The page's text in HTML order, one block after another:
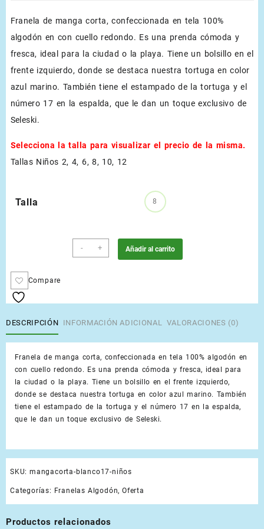
was:
€25.00.
is:
€15.00.
Franela de manga corta, confeccionada en tela 100%
algodón en con cuello redondo. Es una prenda cómoda y
fresca, ideal para la ciudad o la playa. Tiene un bolsillo en el
frente izquierdo, donde se destaca nuestra tortuga en color
azul marino. También tiene el estampado de la tortuga y el
número 17 en la espalda, que le dan un toque exclusivo de
Seleski.
Selecciona la talla para visualizar el precio de la misma.
Tallas Niños 2, 4, 6, 8, 10, 12
Talla 8
-
Blanco
cantidad
+ Añadir al carrito
Compare
DESCRIPCIÓN INFORMACIÓN ADICIONAL VALORACIONES (0)
Franela de manga corta, confeccionada en tela 100% algodón en
con cuello redondo. Es una prenda cómoda y fresca, ideal para
la ciudad o la playa. Tiene un bolsillo en el frente izquierdo,
donde se destaca nuestra tortuga en color azul marino. También
tiene el estampado de la tortuga y el número 17 en la espalda,
que le dan un toque exclusivo de Seleski.
SKU: mangacorta-blanco17-niños
Categorías: Franelas Algodón,Oferta
Productos relacionados